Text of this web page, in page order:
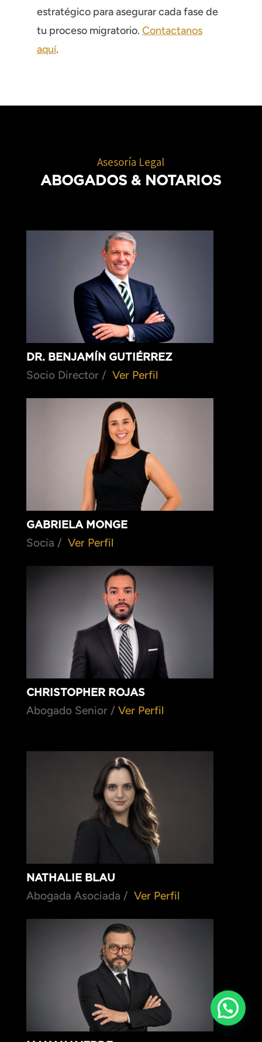
estratégico para asegurar cada fase de
tu proceso migratorio. Contactanos
aquí.
Asesoría Legal
ABOGADOS & NOTARIOS
DR. BENJAMÍN GUTIÉRREZ
Socio Director / Ver Perfil
GABRIELA MONGE
Socia / Ver Perfil
CHRISTOPHER ROJAS
Abogado Senior / Ver Perfil
NATHALIE BLAU
Abogada Asociada / Ver Perfil
Necesitas Ayuda?